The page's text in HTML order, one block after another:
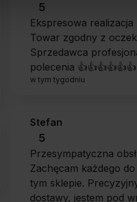
5
Ekspresowa realizacja
Towar zgodny z
Sprzedawca
polecenia
w tym tygodniu
Stefan
5
Przesympatyczna
Zachęcam każdego
tym sklepie.
dostawy, jestem pod